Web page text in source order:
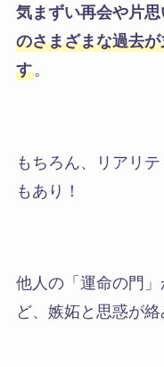
気まずい再会や片思
のさまざまな過去
す。
もちろん、リアリ
もあり！
他人の「運命の門
ど、嫉妬と思惑が